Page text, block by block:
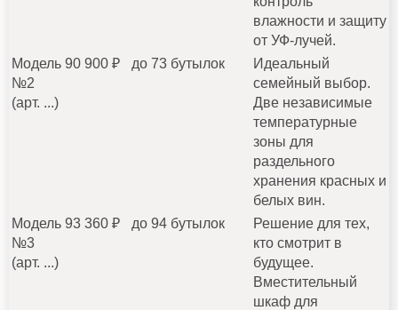
влажности и защиту
от УФ-лучей.
Модель
№2
(арт. ...)
90 900 ₽ до 73 бутылок
Идеальный
семейный выбор.
Две независимые
температурные
зоны для
раздельного
хранения красных и
белых вин.
Модель
№3
(арт. ...)
93 360 ₽ до 94 бутылок
Решение для тех,
кто смотрит в
будущее.
Вместительный
шкаф для